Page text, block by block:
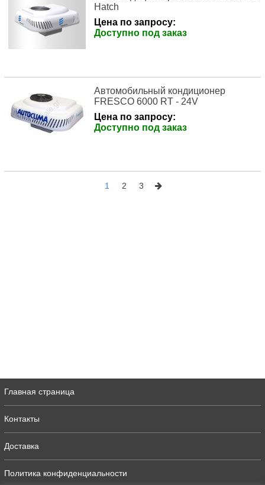
Hatch
Цена по запросу:
Доступно под заказ
Автомобильный кондиционер
FRESCO 6000 RT - 24V
Цена по запросу:
Доступно под заказ
1 2 3
Главная страница
Контакты
Доставка
Политика конфиденциальности